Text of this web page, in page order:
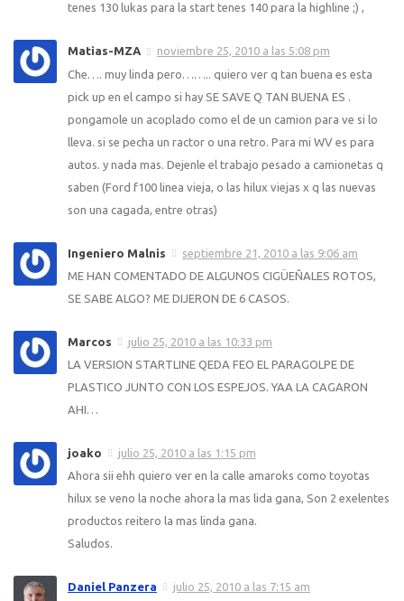
tenes 130 lukas para la start tenes 140 para la highline ;) ,
Matias-MZA
noviembre 25, 2010 a las 5:08 pm
Che…. muy linda pero…….. quiero ver q tan buena es esta
pick up en el campo si hay SE SAVE Q TAN BUENA ES .
pongamole un acoplado como el de un camion para ve si lo
lleva. si se pecha un ractor o una retro. Para mi WV es para
autos. y nada mas. Dejenle el trabajo pesado a camionetas q
saben (Ford f100 linea vieja, o las hilux viejas x q las nuevas
son una cagada, entre otras)
Ingeniero Malnis
septiembre 21, 2010 a las 9:06 am
ME HAN COMENTADO DE ALGUNOS CIGÜEÑALES ROTOS,
SE SABE ALGO? ME DIJERON DE 6 CASOS.
Marcos
julio 25, 2010 a las 10:33 pm
LA VERSION STARTLINE QEDA FEO EL PARAGOLPE DE
PLASTICO JUNTO CON LOS ESPEJOS. YAA LA CAGARON
AHI…
joako
julio 25, 2010 a las 1:15 pm
Ahora sii ehh quiero ver en la calle amaroks como toyotas
hilux se veno la noche ahora la mas lida gana, Son 2 exelentes
productos reitero la mas linda gana.
Saludos.
Daniel Panzera
julio 25, 2010 a las 7:15 am